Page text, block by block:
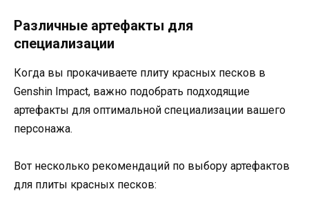
Различные артефакты для
специализации
Когда вы прокачиваете плиту красных песков в
Genshin Impact, важно подобрать подходящие
артефакты для оптимальной специализации вашего
персонажа.
Вот несколько рекомендаций по выбору артефактов
для плиты красных песков: